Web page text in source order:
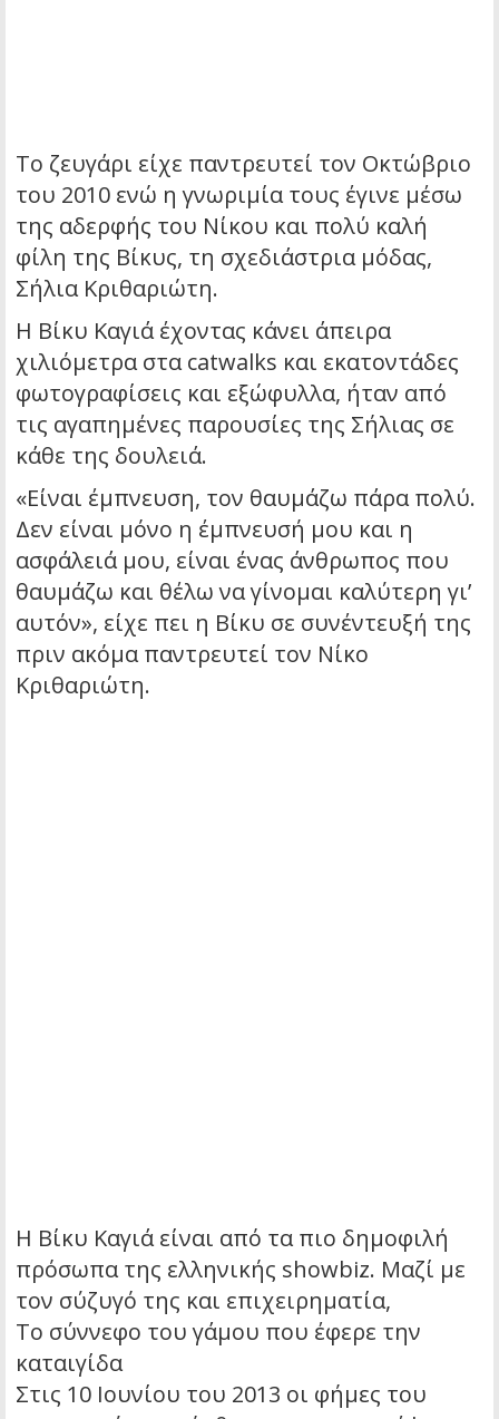
Το ζευγάρι είχε παντρευτεί τον Οκτώβριο
του 2010 ενώ η γνωριμία τους έγινε μέσω
της αδερφής του Νίκου και πολύ καλή
φίλη της Βίκυς, τη σχεδιάστρια μόδας,
Σήλια Κριθαριώτη.
Η Βίκυ Καγιά έχοντας κάνει άπειρα
χιλιόμετρα στα catwalks και εκατοντάδες
φωτογραφίσεις και εξώφυλλα, ήταν από
τις αγαπημένες παρουσίες της Σήλιας σε
κάθε της δουλειά.
«Είναι έμπνευση, τον θαυμάζω πάρα πολύ.
Δεν είναι μόνο η έμπνευσή μου και η
ασφάλειά μου, είναι ένας άνθρωπος που
θαυμάζω και θέλω να γίνομαι καλύτερη γι’
αυτόν», είχε πει η Βίκυ σε συνέντευξή της
πριν ακόμα παντρευτεί τον Νίκο
Κριθαριώτη.
Η Βίκυ Καγιά είναι από τα πιο δημοφιλή
πρόσωπα της ελληνικής showbiz. Μαζί με
τον σύζυγό της και επιχειρηματία,
Το σύννεφο του γάμου που έφερε την
καταιγίδα
Στις 10 Ιουνίου του 2013 οι φήμες του